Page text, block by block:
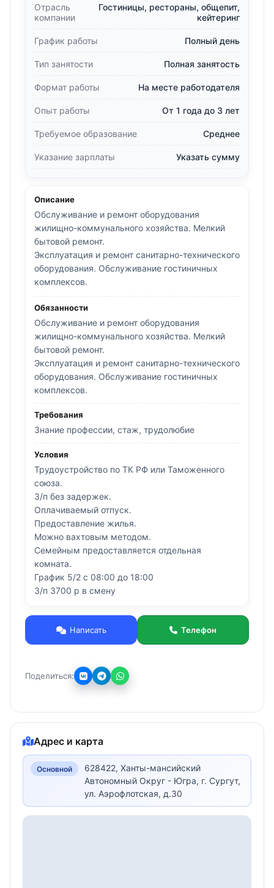
Отрасль
компании
Гостиницы, рестораны, общепит,
кейтеринг
График работы Полный день
Тип занятости Полная занятость
Формат работы На месте работодателя
Опыт работы От 1 года до 3 лет
Требуемое образование Среднее
Указание зарплаты Указать сумму
Описание
Обслуживание и ремонт оборудования
жилищно-коммунального хозяйства. Мелкий
бытовой ремонт.
Эксплуатация и ремонт санитарно-технического
оборудования. Обслуживание гостиничных
комплексов.
Обязанности
Обслуживание и ремонт оборудования
жилищно-коммунального хозяйства. Мелкий
бытовой ремонт.
Эксплуатация и ремонт санитарно-технического
оборудования. Обслуживание гостиничных
комплексов.
Требования
Знание профессии, стаж, трудолюбие
Условия
Трудоустройство по ТК РФ или Таможенного
союза.
З/п без задержек.
Оплачиваемый отпуск.
Предоставление жилья.
Можно вахтовым методом.
Семейным предоставляется отдельная
комната.
График 5/2 с 08:00 до 18:00
З/п 3700 р в смену
Написать Телефон
Поделиться:
Адрес и карта
Основной
628422, Ханты-мансийский
Автономный Округ - Югра, г. Сургут,
ул. Аэрофлотская, д.30